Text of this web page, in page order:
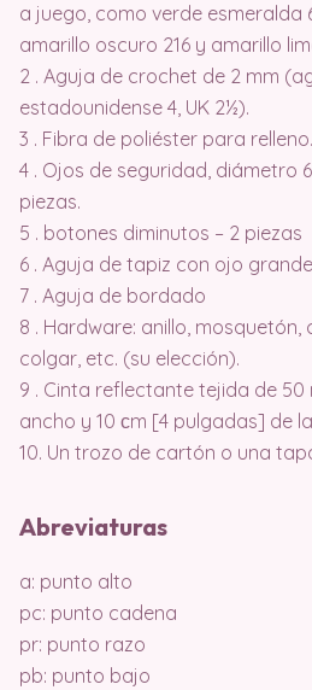
a juego, como verde esmeralda
amarillo oscuro 216 y amarillo
2 . Aguja de crochet de 2 mm
estadounidense 4, UK 2½).
3 . Fibra de poliéster para relleno.
4 . Ojos de seguridad, diámetro
piezas.
5 . botones diminutos – 2 piezas
6 . Aguja de tapiz con ojo
7 . Aguja de bordado
8 . Hardware: anillo,
colgar, etc. (su elección).
9 . Cinta reflectante tejida de
ancho y 10 сm [4 pulgadas] de
10. Un trozo de cartón o una
Abreviaturas
a: punto alto
pc: punto cadena
pr: punto razo
pb: punto bajo